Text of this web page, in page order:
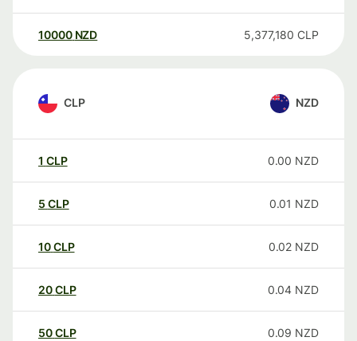
10000 NZD 5,377,180 CLP
CLP NZD
1 CLP 0.00 NZD
5 CLP 0.01 NZD
10CLP 0.02 NZD
20CLP 0.04 NZD
50CLP 0.09 NZD